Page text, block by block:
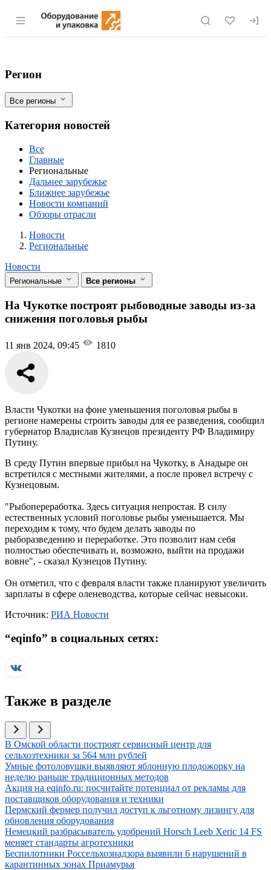
Раздел навигации по сайту eqinfo.ru
На Чукотке построят рыбоводные
Фильтры
Регион
Все регионы
Категория новостей
Все
Главные
Региональные
Дальнее зарубежье
Ближнее зарубежье
Новости компаний
Обзоры отрасли
Новости
Разделы
Новости
Региональные
Новости
Региональные Все регионы
На Чукотке построят рыбоводные заводы из-за
снижения поголовья рыбы
11 янв 2024, 09:45 1810
Власти Чукотки на фоне уменьшения поголовья рыбы в
регионе намерены строить заводы для ее разведения, сообщил
губернатор Владислав Кузнецов президенту РФ Владимиру
Путину.
В среду Путин впервые прибыл на Чукотку, в Анадыре он
встретился с местными жителями, а после провел встречу с
Кузнецовым.
"Рыбопереработка. Здесь ситуация непростая. В силу
естественных условий поголовье рыбы уменьшается. Мы
переходим к тому, что будем делать заводы по
рыборазведению и переработке. Это позволит нам себя
полностью обеспечивать и, возможно, выйти на продажи
вовне", - сказал Кузнецов Путину.
Он отметил, что с февраля власти также планируют увеличить
зарплаты в сфере оленеводства, которые сейчас невысоки.
Источник: РИА Новости
“eqinfo” в социальных сетях:
Также в разделе
Иллюстрация новости
В Омской области построят сервисный центр для
сельхозтехники за 564 млн рублей
Иллюстрация новости
Умные фотоловушки выявляют яблонную плодожорку на
неделю раньше традиционных методов
Иллюстрация новости
Акция на eqinfo.ru: посчитайте потенциал от рекламы для
поставщиков оборудования и техники
Иллюстрация новости
Пермский фермер получил доступ к льготному лизингу для
обновления оборудования
Иллюстрация новости
Немецкий разбрасыватель удобрений Horsch Leeb Xeric 14 FS
меняет стандарты агротехники
Иллюстрация новости
Беспилотники Россельхознадзора выявили 6 нарушений в
карантинных зонах Приамурья